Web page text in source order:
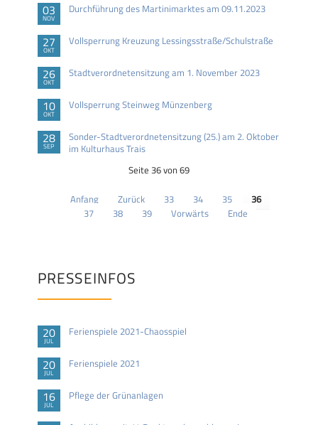
03
NOV
Durchführung des Martinimarktes am 09.11.2023
27
OKT
Vollsperrung Kreuzung Lessingsstraße/Schulstraße
26
OKT
Stadtverordnetensitzung am 1. November 2023
10
OKT
Vollsperrung Steinweg Münzenberg
28
SEP
Sonder-Stadtverordnetensitzung (25.) am 2. Oktober
im Kulturhaus Trais
Seite 36 von 69
Anfang Zurück 33 34 35
36
37
38 39 Vorwärts Ende
PRESSEINFOS
20
JUL
Ferienspiele 2021-Chaosspiel
20
JUL
Ferienspiele 2021
16
JUL
Pflege der Grünanlagen